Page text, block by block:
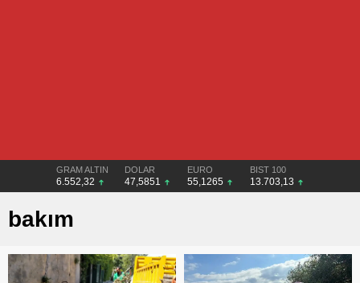
GRAM ALTIN
6.552,32
DOLAR
47,5851
EURO
55,1265
BIST 100
13.703,13
bakım